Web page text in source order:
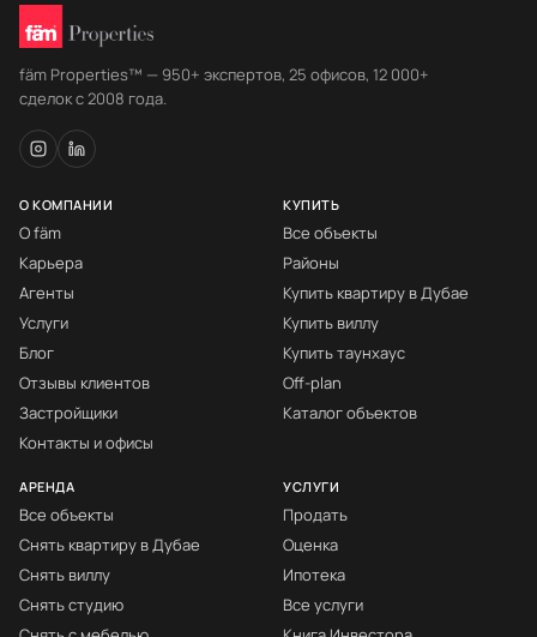
fäm Properties™ — 950+ экспертов, 25 офисов, 12 000+
сделок с 2008 года.
О КОМПАНИИ
О fäm
Карьера
Агенты
Услуги
Блог
Отзывы клиентов
Застройщики
Контакты и офисы
КУПИТЬ
Все объекты
Районы
Купить квартиру в Дубае
Купить виллу
Купить таунхаус
Off-plan
Каталог объектов
АРЕНДА
Все объекты
Снять квартиру в Дубае
Снять виллу
Снять студию
УСЛУГИ
Продать
Оценка
Ипотека
Все услуги